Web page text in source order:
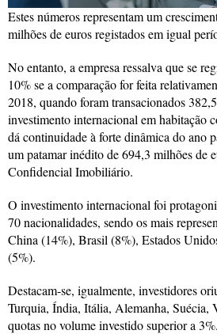
Estes números representam um
milhões de euros registados em igual
No entanto, a empresa ressalva que se
10% se a comparação for feita
2018, quando foram transacionados
investimento internacional em habitação
dá continuidade à forte dinâmica do ano
um patamar inédito de 694,3 milhões de
Confidencial Imobiliário.
O investimento internacional foi
70 nacionalidades, sendo os mais
China (14%), Brasil (8%), Estados
(5%).
Destacam-se, igualmente, investidores
Turquia, Índia, Itália, Alemanha, Suécia,
quotas no volume investido superior a 3%.